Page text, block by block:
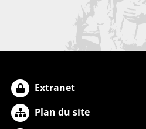
Extranet
Plan du site